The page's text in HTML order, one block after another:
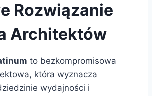
Rozwiązanie
Architektów
to bezkompromisowa
która wyznacza
wydajności i